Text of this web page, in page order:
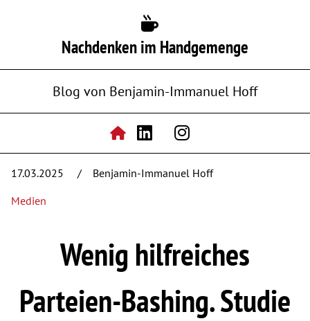
Nachdenken im Handgemenge
Blog von Benjamin-Immanuel Hoff
17.03.2025
Benjamin-Immanuel Hoff
Medien
Wenig hilfreiches
Parteien-Bashing. Studie